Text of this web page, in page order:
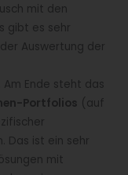
mit den
gibt es sehr
Auswertung der
Ende steht das
Portfolios (auf
Das ist ein sehr
mit